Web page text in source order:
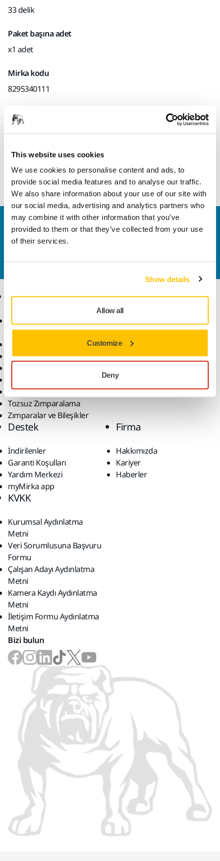
This website uses cookies
We use cookies to personalise content and ads, to
provide social media features and to analyse our traffic.
We also share information about your use of our site with
our social media, advertising and analytics partners who
may combine it with other information that you’ve
provided to them or that they’ve collected from your use
of their services.
Show details
Allow all
Customize
Deny
33 delik
Paket başına adet
x1 adet
Mirka kodu
8295340111
Havalı orbital zımpara makineleri için destekleme pedi. Size
bir ped koruyucu ve kullanım talimatları ile teslim edilir
Bize Ulaşın
Daha fazla bilgi edinmek ister misiniz? Lütfen bizimle
Ürünler
Aksesuarlar ve Sarf
Malzemeler
Makineler
Süper Aşındırıcılar
Tozsuz Zımparalama
Zımparalar ve Bileşikler
Uzmanlık
Uygulamalar
Çözümler
Destek
İndirilenler
Garanti Koşulları
Yardım Merkezi
myMirka app
Firma
Hakkımızda
Kariyer
Haberler
KVKK
Kurumsal Aydınlatma
Metni
Veri Sorumlusuna Başvuru
Formu
Çalışan Adayı Aydınlatma
Metni
Kamera Kaydı Aydınlatma
Metni
İletişim Formu Aydınlatma
Metni
Bizi bulun